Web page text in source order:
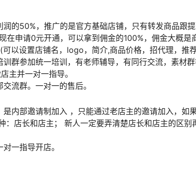
的50%，推广的是官方基础店铺，只有转发商品跟
申请0元开通，可以拿到佣金的100%，佣金大概是
以设置店铺名，logo，简介,商品价格，招代理，推
群参加统一培训，有老师辅导，有同行交流，素材群
主并一对一指导。
流群。一对一的售后。
内部邀请制加入 ，只能通过老店主的邀请加入，如
：店长和店主； 新人一定要弄清楚店长和店主的区别
一指导开店。